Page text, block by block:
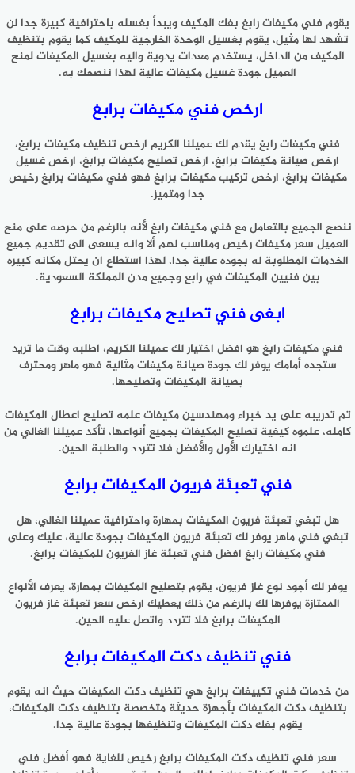
يقوم فني مكيفات رابغ بفك المكيف ويبدأ بغسله باحترافية كبيرة جدا لن
تشهد لها مثيل، يقوم بغسيل الوحدة الخارجية للمكيف كما يقوم بتنظيف
المكيف من الداخل، يستخدم معدات يدوية واليه بغسيل المكيفات لمنح
العميل جودة غسيل مكيفات عالية لهذا ننصحك به.
ارخص فني مكيفات برابغ
فني مكيفات رابغ يقدم لك عميلنا الكريم ارخص تنظيف مكيفات برابغ،
ارخص صيانة مكيفات برابغ، ارخص تصليح مكيفات برابغ، ارخص غسيل
مكيفات برابغ، ارخص تركيب مكيفات برابغ فهو فني مكيفات برابغ رخيص
جدا ومتميز.
ننصح الجميع بالتعامل مع فني مكيفات رابغ لأنه بالرغم من حرصه على منح
العميل سعر مكيفات رخيص ومناسب لهم ألا وانه يسعى الى تقديم جميع
الخدمات المطلوبة له بجوده عالية جدا، لهذا استطاع ان يحتل مكانه كبيره
بين فنيين المكيفات في رابع وجميع مدن المملكة السعودية.
ابغى فني تصليح مكيفات برابغ
فني مكيفات رابغ هو افضل اختيار لك عميلنا الكريم، اطلبه وقت ما تريد
ستجده أمامك يوفر لك جودة صيانة مكيفات مثالية فهو ماهر ومحترف
بصيانة المكيفات وتصليحها.
تم تدريبه على يد خبراء ومهندسين مكيفات علمه تصليح اعطال المكيفات
كامله، علموه كيفية تصليح المكيفات بجميع أنواعها، تأكد عميلنا الغالي من
انه اختيارك الأول والأفضل فلا تتردد والطلبة الحين.
فني تعبئة فريون المكيفات برابغ
هل تبغي تعبئة فريون المكيفات بمهارة واحترافية عميلنا الغالي، هل
تبغي فني ماهر يوفر لك تعبئة فريون المكيفات بجودة عالية، عليك وعلى
فني مكيفات رابغ افضل فني تعبئة غاز الفريون للمكيفات برابغ.
يوفر لك أجود نوع غاز فريون، يقوم بتصليح المكيفات بمهارة، يعرف الأنواع
الممتازة يوفرها لك بالرغم من ذلك يعطيك ارخص سعر تعبئة غاز فريون
المكيفات برابغ فلا تتردد واتصل عليه الحين.
فني تنظيف دكت المكيفات برابغ
من خدمات فني تكييفات برابغ هي تنظيف دكت المكيفات حيث انه يقوم
بتنظيف دكت المكيفات بأجهزة حديثة متخصصة بتنظيف دكت المكيفات،
يقوم بفك دكت المكيفات وتنظيفها بجودة عالية جدا.
سعر فني تنظيف دكت المكيفات برابغ رخيص للغاية فهو أفضل فني